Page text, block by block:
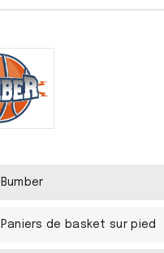
Bumber
Paniers de basket sur pied